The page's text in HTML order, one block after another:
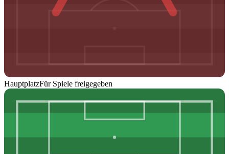
HauptplatzFür Spiele freigegeben